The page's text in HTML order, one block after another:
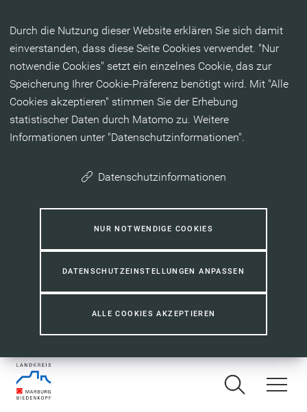
Durch die Nutzung dieser Website erklären Sie sich damit
einverstanden, dass diese Seite Cookies verwendet. "Nur
notwendie Cookies" setzt ein einzelnes Cookie, das zur
Speicherung Ihrer Cookie-Präferenz benötigt wird. Mit "Alle
Cookies akzeptieren" stimmen Sie der Erhebung
statistischer Daten durch Matomo zu. Weitere
Informationen unter "Datenschutzinformationen".
Datenschutzinformationen
NUR NOTWENDIGE COOKIES
DATENSCHUTZEINSTELLUNGEN ANPASSEN
ALLE COOKIES AKZEPTIEREN